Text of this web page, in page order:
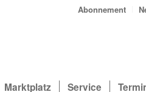
Abonnement
Marktplatz Service